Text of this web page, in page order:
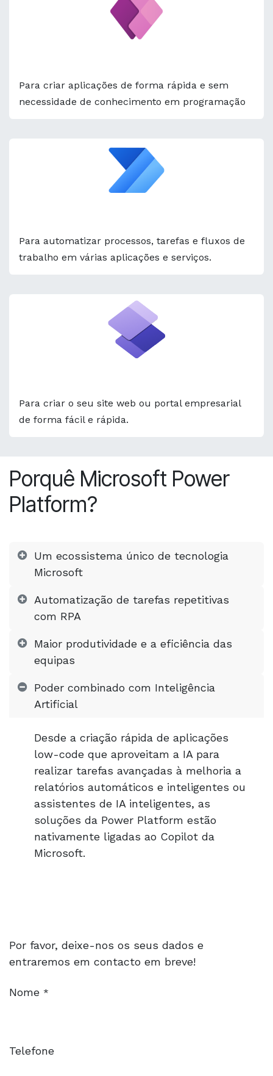
Para criar aplicações de forma rápida e sem
necessidade de conhecimento em programação
Para automatizar processos, tarefas e fluxos de
trabalho em várias aplicações e serviços.
Para criar o seu site web ou portal empresarial
de forma fácil e rápida.
Porquê Microsoft Power
Platform?
Um ecossistema único de tecnologia
Microsoft
Automatização de tarefas repetitivas
com RPA
Maior produtividade e a eficiência das
equipas
Poder combinado com Inteligência
Artificial
Desde a criação rápida de aplicações
low-code que aproveitam a IA para
realizar tarefas avançadas à melhoria a
relatórios automáticos e inteligentes ou
assistentes de IA inteligentes, as
soluções da Power Platform estão
nativamente ligadas ao Copilot da
Microsoft.
Por favor, deixe-nos os seus dados e
entraremos em contacto em breve!
Nome *
Telefone